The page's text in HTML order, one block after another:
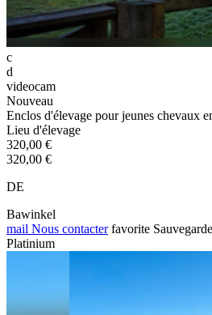
c
d
videocam
Nouveau
Enclos d'élevage pour jeunes chevaux
Lieu d'élevage
320,00 €
320,00 €
DE
Bawinkel
mail Nous contacter favorite
Platinium